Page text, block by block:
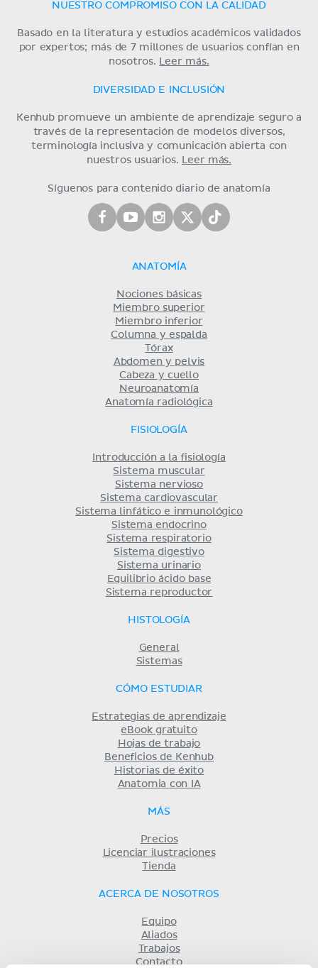
NUESTRO COMPROMISO CON LA CALIDAD
Basado en la literatura y estudios académicos validados
por expertos; más de 7 millones de usuarios confían en
nosotros. Leer más.
DIVERSIDAD E INCLUSIÓN
Kenhub promueve un ambiente de aprendizaje seguro a
través de la representación de modelos diversos,
terminología inclusiva y comunicación abierta con
nuestros usuarios. Leer más.
Síguenos para contenido diario de anatomía
ANATOMÍA
Nociones básicas
Miembro superior
Miembro inferior
Columna y espalda
Tórax
Abdomen y pelvis
Cabeza y cuello
Neuroanatomía
Anatomía radiológica
FISIOLOGÍA
Introducción a la fisiología
Sistema muscular
Sistema nervioso
Sistema cardiovascular
Sistema linfático e inmunológico
Sistema endocrino
Sistema respiratorio
Sistema digestivo
Sistema urinario
Equilibrio ácido base
Sistema reproductor
HISTOLOGÍA
General
Sistemas
CÓMO ESTUDIAR
Estrategias de aprendizaje
eBook gratuito
Hojas de trabajo
Beneficios de Kenhub
Historias de éxito
Anatomia con IA
MÁS
Precios
Licenciar ilustraciones
Tienda
ACERCA DE NOSOTROS
Equipo
Aliados
Trabajos
Contacto